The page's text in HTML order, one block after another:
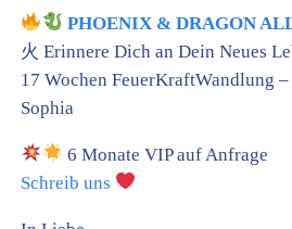
PHOENIX & DRAGON
火 Erinnere Dich an Dein Neues
17 Wochen FeuerKraftWandlung
Sophia
6 Monate VIP auf Anfrage
Schreib uns